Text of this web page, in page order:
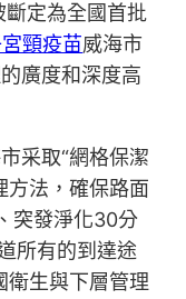
定為全國首批
頸疫苗威海市
廣度和深度高
采取“網格保潔
法，確保路面
突發淨化30分
所有的到達途
衛生與下層管理